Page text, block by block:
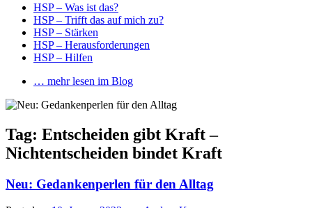
HSP – Was ist das?
HSP – Trifft das auf mich zu?
HSP – Stärken
HSP – Herausforderungen
HSP – Hilfen
… mehr lesen im Blog
Tag: Entscheiden gibt Kraft –
Nichtentscheiden bindet Kraft
Neu: Gedankenperlen für den Alltag